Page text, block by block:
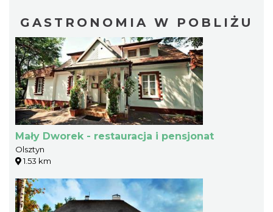
GASTRONOMIA W POBLIŻU
Mały Dworek - restauracja i pensjonat
Olsztyn
1.53 km